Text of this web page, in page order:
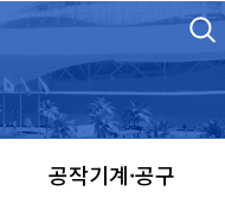
공작기계·공구